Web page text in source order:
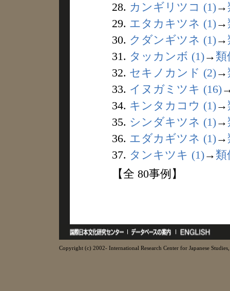
28. カンギリツコ (1)→
29. エタカキツネ (1)→
30. クダンギツネ (1)→
31. タッカンボ (1)→ 類
32. セキノカンド (2)→
33. イヌガミツキ (16)
34. キンタカコウ (1)→
35. シンダキツネ (1)→
36. エダカギツネ (1)→
37. タンキツキ (1)→ 類
【全 80事例】
Copyright (c) 2002- International Research Center for Japanese